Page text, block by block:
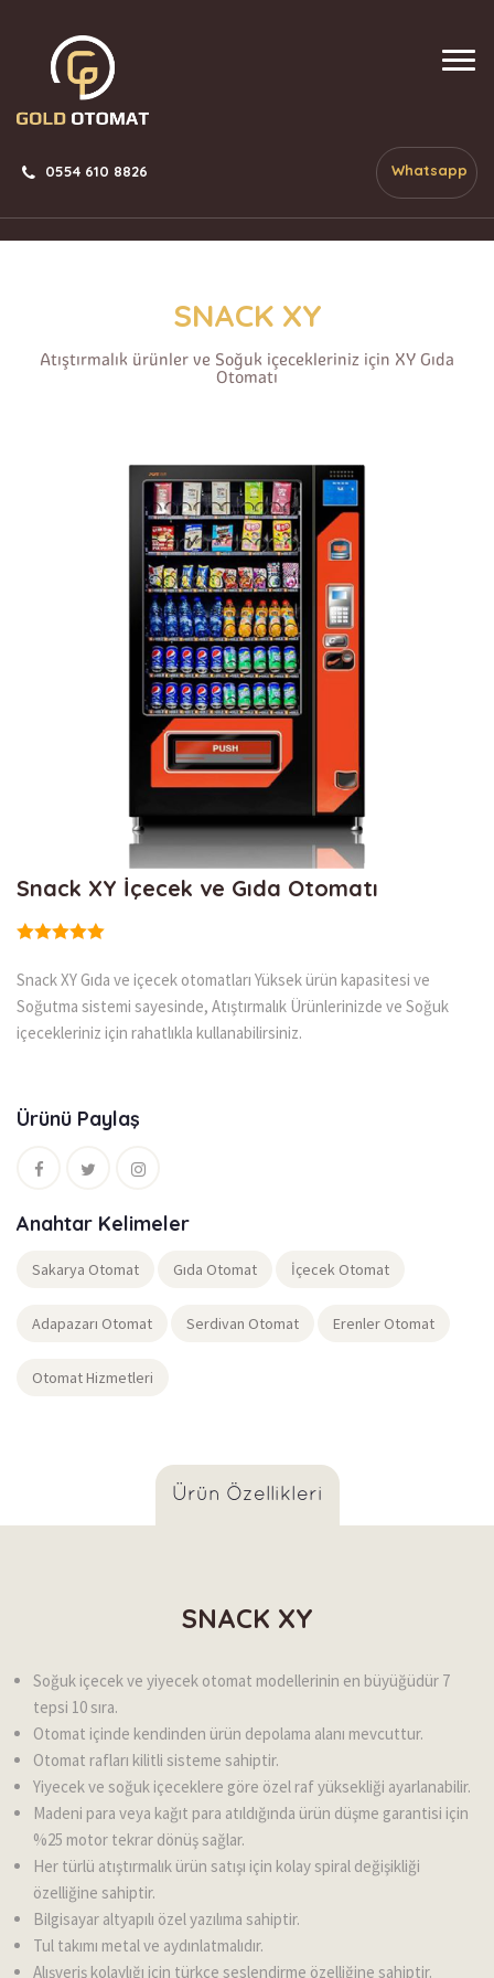
0554 610 8826 Whatsapp
SNACK XY
Atıştırmalık ürünler ve Soğuk içecekleriniz için XY Gıda
Otomatı
Snack XY İçecek ve Gıda Otomatı
Snack XY Gıda ve içecek otomatları Yüksek ürün kapasitesi ve
Soğutma sistemi sayesinde, Atıştırmalık Ürünlerinizde ve Soğuk
içecekleriniz için rahatlıkla kullanabilirsiniz.
Ürünü Paylaş
Anahtar Kelimeler
Sakarya Otomat Gıda Otomat İçecek Otomat
Adapazarı Otomat Serdivan Otomat Erenler Otomat
Otomat Hizmetleri
Ürün Özellikleri
SNACK XY
Soğuk içecek ve yiyecek otomat modellerinin en büyüğüdür 7
tepsi 10 sıra.
Otomat içinde kendinden ürün depolama alanı mevcuttur.
Otomat rafları kilitli sisteme sahiptir.
Yiyecek ve soğuk içeceklere göre özel raf yüksekliği ayarlanabilir.
Madeni para veya kağıt para atıldığında ürün düşme garantisi için
%25 motor tekrar dönüş sağlar.
Her türlü atıştırmalık ürün satışı için kolay spiral değişikliği
özelliğine sahiptir.
Bilgisayar altyapılı özel yazılıma sahiptir.
Tul takımı metal ve aydınlatmalıdır.
Alışveriş kolaylığı için türkçe seslendirme özelliğine sahiptir.